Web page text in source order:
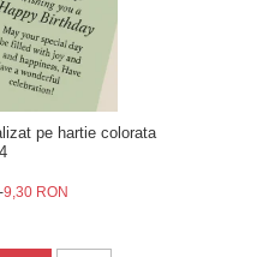
pe hartie colorata
9,30 RON